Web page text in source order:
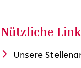
Nützliche
Unsere